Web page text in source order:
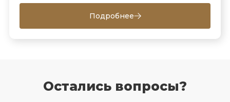
Подробнее
Остались вопросы?